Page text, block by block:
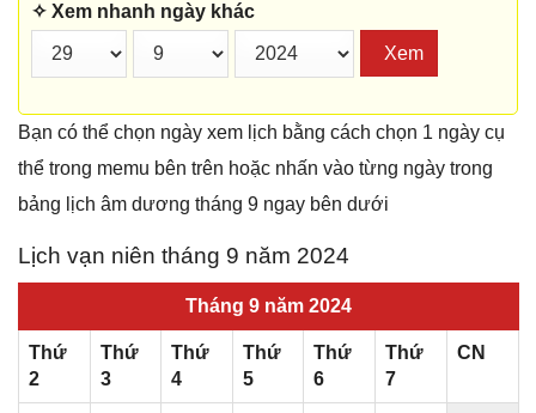
✧ Xem nhanh ngày khác
Xem
Bạn có thể chọn ngày xem lịch bằng cách chọn 1 ngày cụ
thể trong memu bên trên hoặc nhấn vào từng ngày trong
bảng lịch âm dương tháng 9 ngay bên dưới
Lịch vạn niên tháng 9 năm 2024
Tháng 9 năm 2024
Thứ
2
Thứ
3
Thứ
4
Thứ
5
Thứ
6
Thứ
7
CN